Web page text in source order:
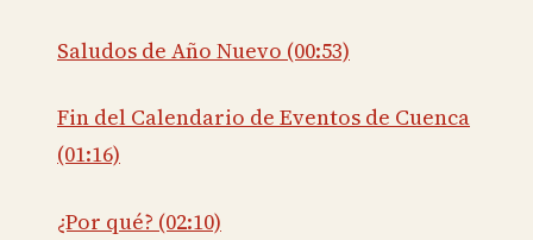
Saludos de Año Nuevo (00:53)
Fin del Calendario de Eventos de Cuenca
(01:16)
¿Por qué? (02:10)